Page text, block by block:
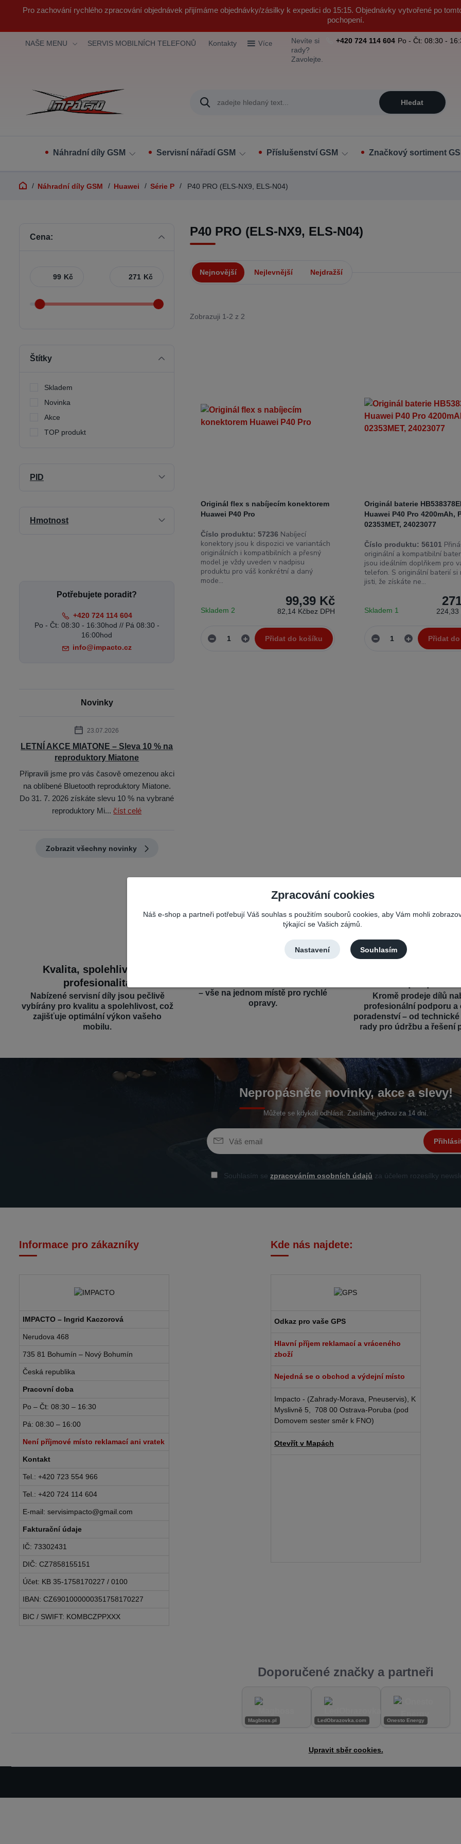
Pro zachování rychlého zpracování objednávek přijímáme objednávky/zásilky k expedici do 15:15. Objednávky vytvořené po
pochopení.
NAŠE MENU SERVIS MOBILNÍCH TELEFONŮ Kontakty Více
Hledat
Nevíte si
rady?
Zavolejte.
+420 724 114 604 Po - Čt: 08:30 -
Náhradní díly GSM Servisní nářadí GSM Příslušenství GSM Značkový sortiment
Náhradní díly GSM Huawei Série P P40 PRO (ELS-NX9, ELS-N04)
P40 PRO (ELS-NX9, ELS-N04)
Nejnovější Nejlevnější Nejdražší
Zobrazuji 1-2 z 2
Originál flex s nabíjecím konektorem
Huawei P40 Pro
Číslo produktu: 57236 Nabíjecí
konektory jsou k dispozici ve variantách
originálních i kompatibilních a přesný
model je vždy uveden v nadpisu
produktu pro váš konkrétní a daný
mode...
99,39 Kč
82,14 Kčbez DPH
Skladem 2
Přidat do košíku
Originál baterie
Huawei P40 Pro 4200mAh,
02353MET, 24023077
Číslo produktu: 56101
originální a kompatibilní
jsou ideálním doplňkem pro
telefon. S originální baterií si
jisti, že získáte ne...
224,33
Skladem 1
Přidat
Cena:
Kč Kč
Štítky
Skladem
Novinka
Akce
TOP produkt
PID
Hmotnost
Potřebujete poradit?
+420 724 114 604
Po - Čt: 08:30 - 16:30hod // Pá 08:30 -
16:00hod
info@impacto.cz
Novinky
23.07.2026
LETNÍ AKCE MIATONE – Sleva 10 % na
reproduktory Miatone
Připravili jsme pro vás časově omezenou akci
na oblíbené Bluetooth reproduktory Miatone.
Do 31. 7. 2026 získáte slevu 10 % na vybrané
reproduktory Mi...číst celé
Zobrazit všechny novinky
Kvalita, spolehlivost a
profesionalita
Nabízené servisní díly jsou pečlivě
vybírány pro kvalitu a spolehlivost, což
zajišťuje optimální výkon vašeho
mobilu.
– vše na jednom místě pro rychlé
opravy.
Kromě prodeje dílů
profesionální podporu a
poradenství – od
rady pro údržbu a řešení
Nepropásněte novinky, akce a slevy!
Můžete se kdykoli odhlásit. Zasíláme jednou za 14 dní.
Souhlasím se zpracováním osobních údajů za účelem rozesílky
Informace pro zákazníky
IMPACTO – Ingrid Kaczorová
Nerudova 468
735 81 Bohumín – Nový Bohumín
Česká republika
Pracovní doba
Po – Čt: 08:30 – 16:30
Pá: 08:30 – 16:00
Není příjmové místo reklamací ani vratek
Kontakt
Tel.: +420 723 554 966
Tel.: +420 724 114 604
E-mail: servisimpacto@gmail.com
Fakturační údaje
IČ: 73302431
DIČ: CZ7858155151
Účet: KB 35-1758170227 / 0100
IBAN: CZ6901000000351758170227
BIC / SWIFT: KOMBCZPPXXX
Kde nás najdete:
Odkaz pro vaše GPS
Hlavní příjem reklamací a vráceného
zboží
Nejedná se o obchod a výdejní místo
Impacto - (Zahrady-Morava, Pneuservis), K
Myslivně 5, 708 00 Ostrava-Poruba (pod
Domovem sester směr k FNO)
Otevřít v Mapách
Doporučené značky a partneři
Magboss.pl LedObrazovka.com Onesto Energy
Upravit sběr cookies.
Zpracování cookies
Náš e-shop a partneři potřebují Váš souhlas s použitím souborů cookies, aby Vám mohli
týkající se Vašich zájmů.
Nastavení Souhlasím